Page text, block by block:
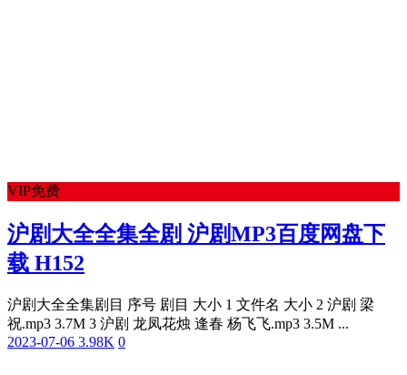
VIP免费
沪剧大全全集全剧 沪剧MP3百度网盘下
载 H152
沪剧大全全集剧目 序号 剧目 大小 1 文件名 大小 2 沪剧 梁
祝.mp3 3.7M 3 沪剧 龙凤花烛 逢春 杨飞飞.mp3 3.5M ...
2023-07-06 3.98K 0